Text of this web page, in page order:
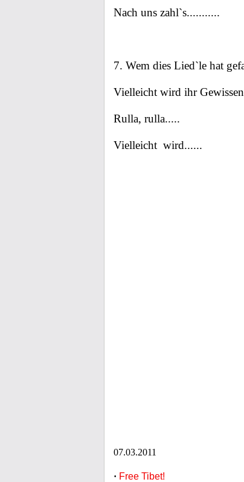
Nach uns zahl`s...........
7. Wem dies Lied`le hat
Vielleicht wird ihr Gewissen
Rulla, rulla.....
Vielleicht wird......
07.03.2011
· Free Tibet!